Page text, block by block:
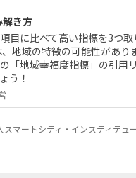
き方
目に比べて高い指標を3つ取
地域の特徴の可能性があり
「地域幸福度指標」の引用
う！
マートシティ・インスティテュ